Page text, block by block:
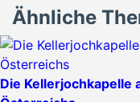
Ähnliche
Die Kellerjochkapelle